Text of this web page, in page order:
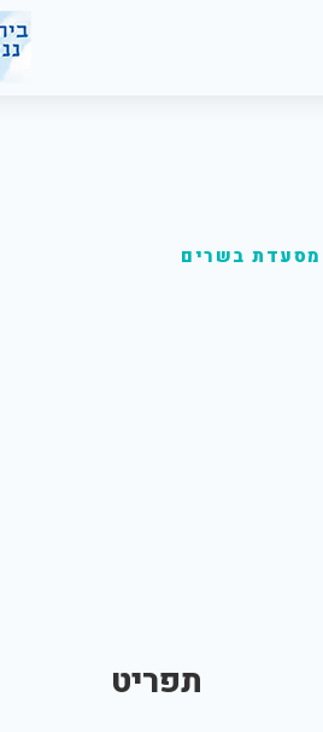
מסעדת בשרים
תפריט